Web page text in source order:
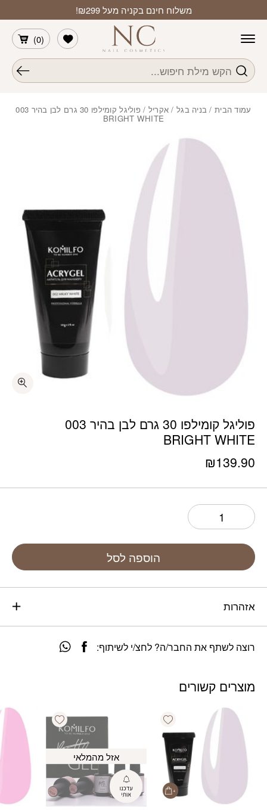
משלוח חינם בקניה מעל ₪299!
חיפוש
(
0
)
הרשימה שלי
עמוד הבית/ בניה בגל / אקריל / פוליגל קומילפו 30 גרם לבן בהיר 003
BRIGHT WHITE
פוליגל קומילפו 30 גרם לבן בהיר 003
BRIGHT WHITE
₪139.90
הוספה לסל
אזהרות
רוצה לשתף את החבר/ה? לחצ/י לשיתוף:
מוצרים קשורים
Add wishlist
Add wishlist
אזל מהמלאי